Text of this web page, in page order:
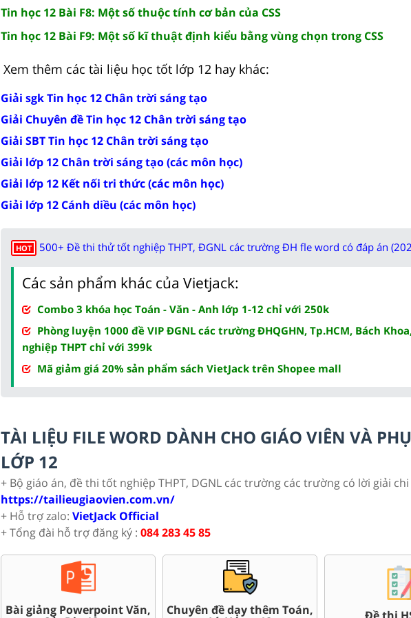
Tin học 12 Bài F8: Một số thuộc tính cơ bản của CSS
Tin học 12 Bài F9: Một số kĩ thuật định kiểu bằng vùng chọn trong CSS
Xem thêm các tài liệu học tốt lớp 12 hay khác:
Giải sgk Tin học 12 Chân trời sáng tạo
Giải Chuyên đề Tin học 12 Chân trời sáng tạo
Giải SBT Tin học 12 Chân trời sáng tạo
Giải lớp 12 Chân trời sáng tạo (các môn học)
Giải lớp 12 Kết nối tri thức (các môn học)
Giải lớp 12 Cánh diều (các môn học)
HOT 500+ Đề thi thử tốt nghiệp THPT, ĐGNL các trường ĐH fle word có đáp án
Các sản phẩm khác của Vietjack:
Combo 3 khóa học Toán - Văn - Anh lớp 1-12 chỉ với 250k
Phòng luyện 1000 đề VIP ĐGNL các trường ĐHQGHN, Tp.HCM, Bách
nghiệp THPT chỉ với 399k
Mã giảm giá 20% sản phẩm sách VietJack trên Shopee mall
TÀI LIỆU FILE WORD DÀNH CHO GIÁO VIÊN VÀ
LỚP 12
+ Bộ giáo án, đề thi tốt nghiệp THPT, DGNL các trường các trường có lời giải
https://tailieugiaovien.com.vn/
+ Hỗ trợ zalo: VietJack Official
+ Tổng đài hỗ trợ đăng ký : 084 283 45 85
500+ đề thi thử tốt nghiệp 100+ đề thi ĐGNL ĐHQG